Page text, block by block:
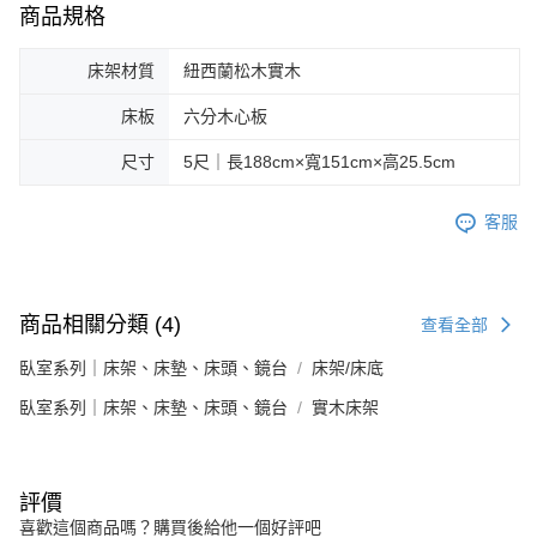
商品規格
床架材質 紐西蘭松木實木
床板 六分木心板
尺寸 5尺｜長188cm×寬151cm×高25.5cm
客服
商品相關分類 (4) 查看全部
臥室系列｜床架、床墊、床頭、鏡台 床架/床底
臥室系列｜床架、床墊、床頭、鏡台 實木床架
評價
喜歡這個商品嗎？購買後給他一個好評吧